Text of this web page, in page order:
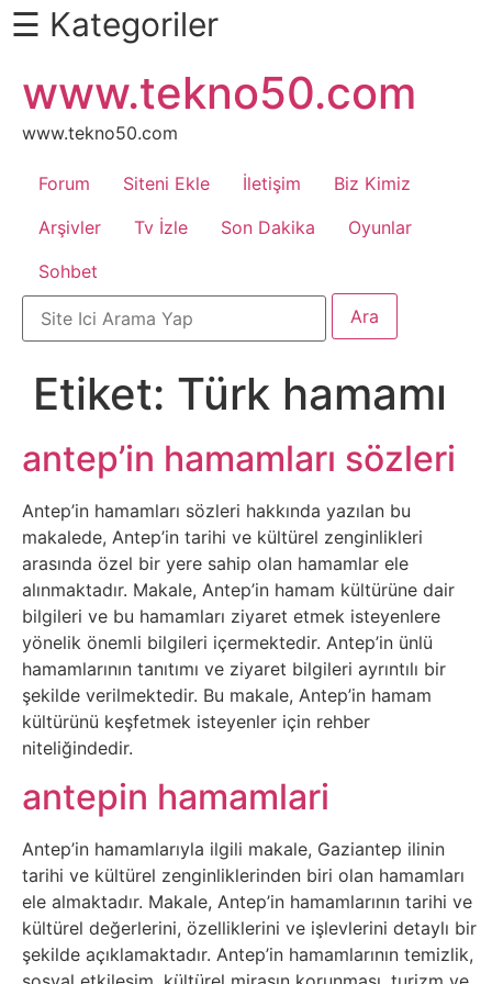
Daha
Fazlası
İçin
Kaydır
Android
Apk
Arabalar
Bankacılık
İşlemleri
Belgesel
Bilgi
Bilgisayar
Bilim
Bitcoin
Bitkiler
Çizgi
Film
Diğer
☰ Kategoriler
atla
www.tekno50.com
www.tekno50.com
Forum Siteni Ekle İletişim
Biz Kimiz
Arşivler
Tv İzle Son Dakika
Oyunlar
Sohbet
Etiket: Türk hamamı
antep’in hamamları sözleri
Antep’in hamamları sözleri hakkında yazılan bu
makalede, Antep’in tarihi ve kültürel zenginlikleri
arasında özel bir yere sahip olan hamamlar ele
alınmaktadır. Makale, Antep’in hamam kültürüne dair
bilgileri ve bu hamamları ziyaret etmek isteyenlere
yönelik önemli bilgileri içermektedir. Antep’in ünlü
hamamlarının tanıtımı ve ziyaret bilgileri ayrıntılı bir
şekilde verilmektedir. Bu makale, Antep’in hamam
kültürünü keşfetmek isteyenler için rehber
niteliğindedir.
antepin hamamlari
Antep’in hamamlarıyla ilgili makale, Gaziantep ilinin
tarihi ve kültürel zenginliklerinden biri olan hamamları
ele almaktadır. Makale, Antep’in hamamlarının tarihi ve
kültürel değerlerini, özelliklerini ve işlevlerini detaylı bir
şekilde açıklamaktadır. Antep’in hamamlarının temizlik,